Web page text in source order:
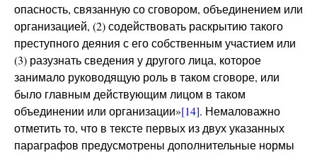
опасность, связанную со сговором, объединением или
организацией, (2) содействовать раскрытию такого
преступного деяния с его собственным участием или
(3) разузнать сведения у другого лица, которое
занимало руководящую роль в таком сговоре, или
было главным действующим лицом в таком
объединении или организации»[14]. Немаловажно
отметить то, что в тексте первых из двух указанных
параграфов предусмотрены дополнительные нормы